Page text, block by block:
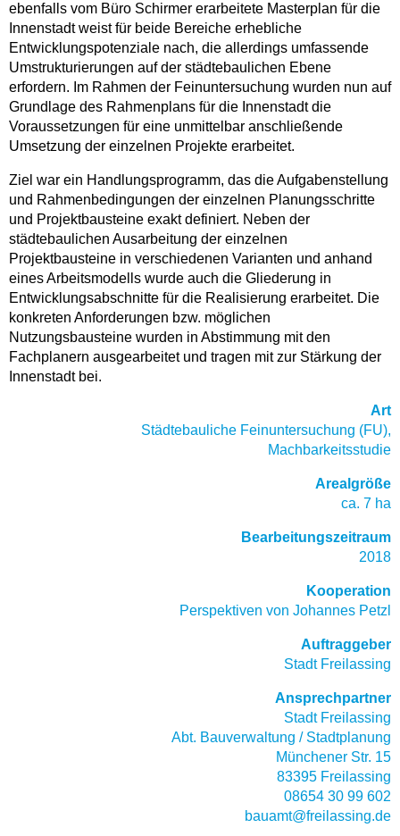
ebenfalls vom Büro Schirmer erarbeitete Masterplan für die
Innenstadt weist für beide Bereiche erhebliche
Entwicklungspotenziale nach, die allerdings umfassende
Umstrukturierungen auf der städtebaulichen Ebene
erfordern. Im Rahmen der Feinuntersuchung wurden nun auf
Grundlage des Rahmenplans für die Innenstadt die
Voraussetzungen für eine unmittelbar anschließende
Umsetzung der einzelnen Projekte erarbeitet.
Ziel war ein Handlungsprogramm, das die Aufgabenstellung
und Rahmenbedingungen der einzelnen Planungsschritte
und Projektbausteine exakt definiert. Neben der
städtebaulichen Ausarbeitung der einzelnen
Projektbausteine in verschiedenen Varianten und anhand
eines Arbeitsmodells wurde auch die Gliederung in
Entwicklungsabschnitte für die Realisierung erarbeitet. Die
konkreten Anforderungen bzw. möglichen
Nutzungsbausteine wurden in Abstimmung mit den
Fachplanern ausgearbeitet und tragen mit zur Stärkung der
Innenstadt bei.
Art
Städtebauliche Feinuntersuchung (FU),
Machbarkeitsstudie
Arealgröße
ca. 7 ha
Bearbeitungszeitraum
2018
Kooperation
Perspektiven von Johannes Petzl
Auftraggeber
Stadt Freilassing
Ansprechpartner
Stadt Freilassing
Abt. Bauverwaltung / Stadtplanung
Münchener Str. 15
83395 Freilassing
08654 30 99 602
bauamt@freilassing.de